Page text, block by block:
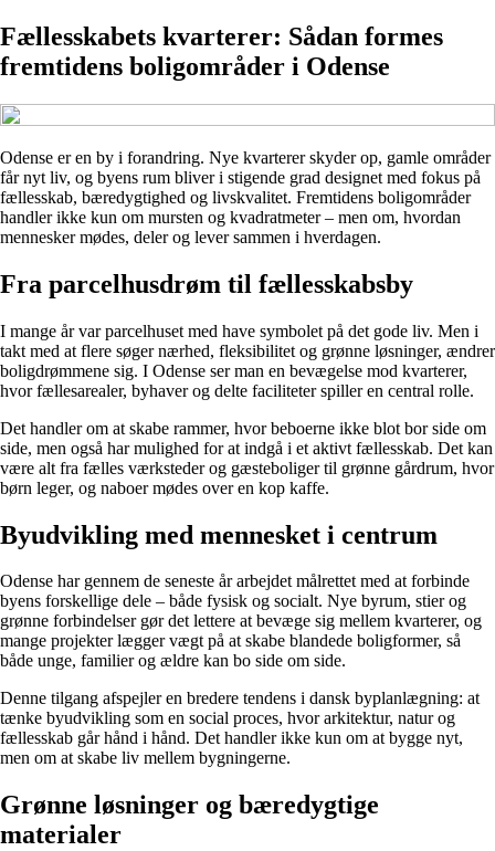
Fællesskabets kvarterer: Sådan formes
fremtidens boligområder i Odense
Odense er en by i forandring. Nye kvarterer skyder op, gamle områder
får nyt liv, og byens rum bliver i stigende grad designet med fokus på
fællesskab, bæredygtighed og livskvalitet. Fremtidens boligområder
handler ikke kun om mursten og kvadratmeter – men om, hvordan
mennesker mødes, deler og lever sammen i hverdagen.
Fra parcelhusdrøm til fællesskabsby
I mange år var parcelhuset med have symbolet på det gode liv. Men i
takt med at flere søger nærhed, fleksibilitet og grønne løsninger, ændrer
boligdrømmene sig. I Odense ser man en bevægelse mod kvarterer,
hvor fællesarealer, byhaver og delte faciliteter spiller en central rolle.
Det handler om at skabe rammer, hvor beboerne ikke blot bor side om
side, men også har mulighed for at indgå i et aktivt fællesskab. Det kan
være alt fra fælles værksteder og gæsteboliger til grønne gårdrum, hvor
børn leger, og naboer mødes over en kop kaffe.
Byudvikling med mennesket i centrum
Odense har gennem de seneste år arbejdet målrettet med at forbinde
byens forskellige dele – både fysisk og socialt. Nye byrum, stier og
grønne forbindelser gør det lettere at bevæge sig mellem kvarterer, og
mange projekter lægger vægt på at skabe blandede boligformer, så
både unge, familier og ældre kan bo side om side.
Denne tilgang afspejler en bredere tendens i dansk byplanlægning: at
tænke byudvikling som en social proces, hvor arkitektur, natur og
fællesskab går hånd i hånd. Det handler ikke kun om at bygge nyt,
men om at skabe liv mellem bygningerne.
Grønne løsninger og bæredygtige
materialer